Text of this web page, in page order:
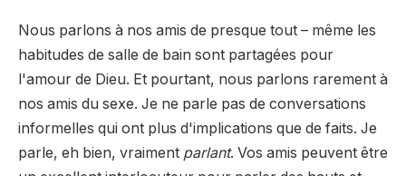
Nous parlons à nos amis de presque tout – même les
habitudes de salle de bain sont partagées pour
l'amour de Dieu. Et pourtant, nous parlons rarement à
nos amis du sexe. Je ne parle pas de conversations
informelles qui ont plus d'implications que de faits. Je
parle, eh bien, vraiment parlant. Vos amis peuvent être